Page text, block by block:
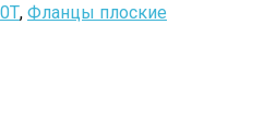
, Фланцы плоские